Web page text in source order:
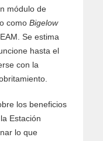
módulo de
como Bigelow
Se estima
hasta el
con la
los beneficios
Estación
lo que